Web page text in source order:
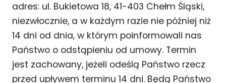
adres: ul. Bukietowa 18, 41-403 Chełm Śląski,
niezwłocznie, a w każdym razie nie później niż
14 dni od dnia, w którym poinformowali nas
Państwo o odstąpieniu od umowy. Termin
jest zachowany, jeżeli odeślą Państwo rzecz
przed upływem terminu 14 dni. Będą Państwo